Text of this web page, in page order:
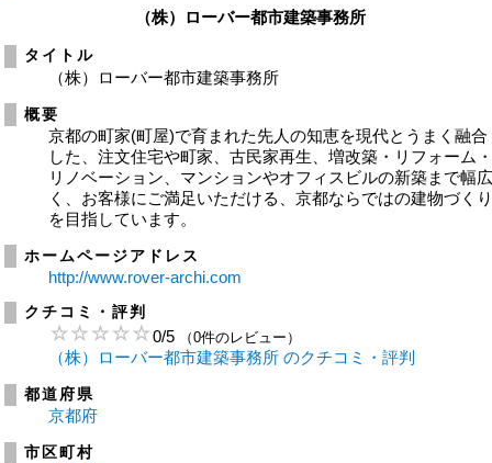
（株）ローバー都市建築事務所
タイトル
（株）ローバー都市建築事務所
概要
京都の町家(町屋)で育まれた先人の知恵を現代とうまく融合
した、注文住宅や町家、古民家再生、増改築・リフォーム
リノベーション、マンションやオフィスビルの新築まで幅
く、お客様にご満足いただける、京都ならではの建物づく
を目指しています。
ホームページアドレス
http://www.rover-archi.com
クチコミ・評判
0/5 （0件のレビュー）
（株）ローバー都市建築事務所 のクチコミ・評判
都道府県
京都府
市区町村